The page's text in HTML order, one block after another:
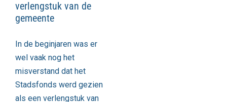
verlengstuk van de
gemeente
In de beginjaren was er
wel vaak nog het
misverstand dat het
Stadsfonds werd gezien
als een verlengstuk van